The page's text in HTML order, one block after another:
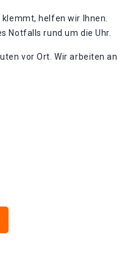
helfen wir Ihnen.
Notfalls rund um die Uhr.
vor Ort. Wir arbeiten an